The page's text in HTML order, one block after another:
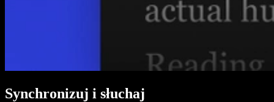
Synchronizuj i słuchaj